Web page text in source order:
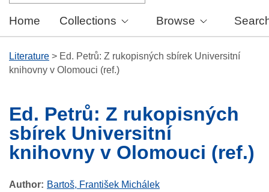
Home Collections Browse
Literature > Ed. Petrů: Z rukopisných sbírek Universitní
knihovny v Olomouci (ref.)
Ed. Petrů: Z rukopisných
sbírek Universitní
knihovny v Olomouci (ref.)
Author
Bartoš, František Michálek